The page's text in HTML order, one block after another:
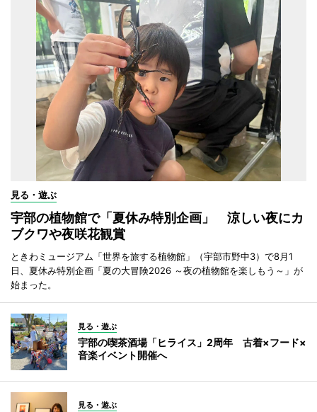
見る・遊ぶ
宇部の植物館で「夏休み特別企画」 涼しい夜にカ
ブクワや夜咲花観賞
ときわミュージアム「世界を旅する植物館」（宇部市野中3）で8月1
日、夏休み特別企画「夏の大冒険2026 ～夜の植物館を楽しもう～」が
始まった。
見る・遊ぶ
宇部の喫茶酒場「ヒライス」2周年 古着×フード×
音楽イベント開催へ
見る・遊ぶ